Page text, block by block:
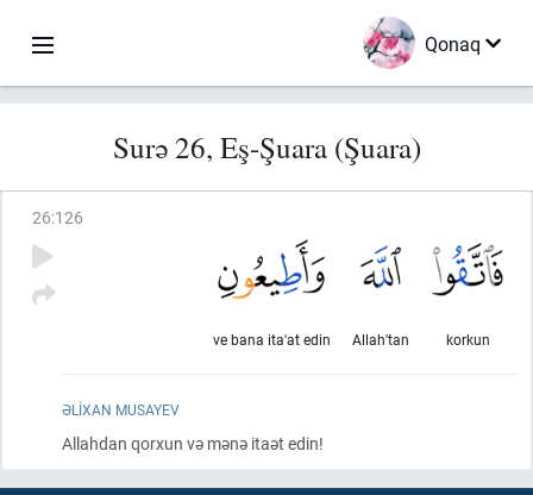
Qonaq
Surə 26, Eş-Şuara (Şuara)
26:126
korkun
Allah'tan
ve bana ita'at edin
ƏLIXAN MUSAYEV
Allahdan qorxun və mənə itaət edin!